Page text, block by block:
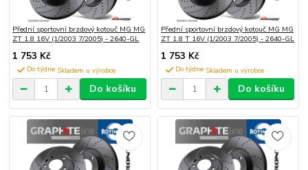
Přední sportovní brzdový kotouč MG MG
ZT 1.8 16V (1/2003 7/2005) - 2640-GL
1 753 Kč
Do týdne
Do košíku
Přední sportovní brzdový kotouč MG MG
ZT 1.8 T 16V (1/2003 7/2005) - 2640-GL
1 753 Kč
Do týdne
Do košíku